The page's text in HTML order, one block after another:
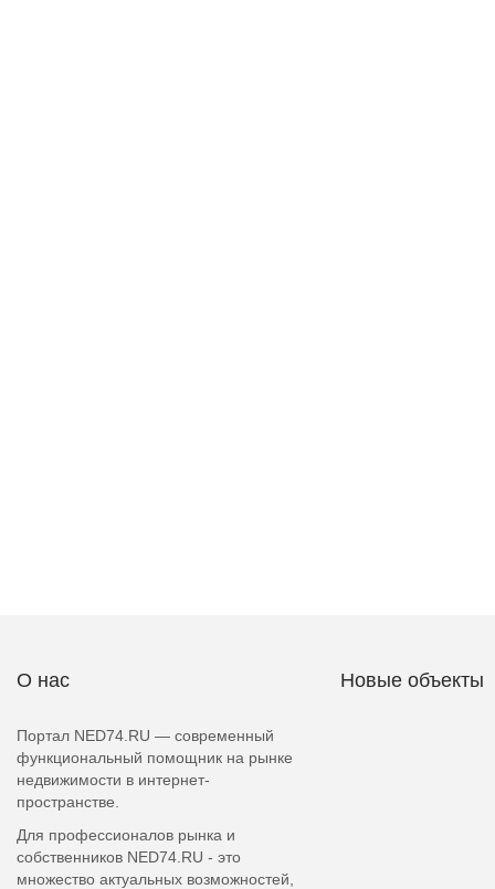
О нас
Портал NED74.RU — современный
функциональный помощник на рынке
недвижимости в интернет-
пространстве.
Для профессионалов рынка и
собственников NED74.RU - это
множество актуальных возможностей,
Новые объекты